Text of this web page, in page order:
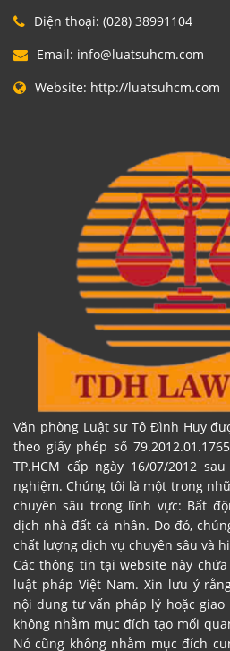
Điện thoại: (028) 38991104
Email: info@luatsuhcm.com
Website: http://luatsuhcm.com
Văn phòng Luật sư Tô Đình Huy
theo giấy phép số
TP.HCM cấp ngày 16/07/2012
nghiệm. Chúng tôi là một trong
chuyên sâu trong lĩnh vực: Bất
dịch nhà đất cá nhân. Do đó,
chất lượng dịch vụ chuyên sâu và
Các thông tin tại website này
luật pháp Việt Nam. Xin lưu ý
nội dung tư vấn pháp lý hoặc
không nhằm mục đích tạo mối
Nó cũng không nhằm mục đích